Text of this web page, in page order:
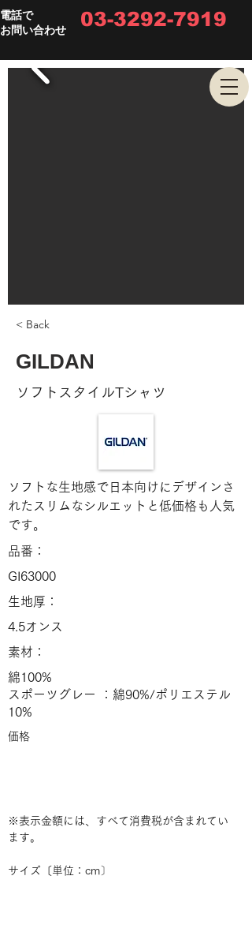
電話で
お問い合わせ
03-3292-7919
< Back
GILDAN
ソフトスタイルTシャツ
ソフトな生地感で日本向けにデザインさ
れたスリムなシルエットと低価格も人気
です。
品番：
GI63000
生地厚：
4.5オンス
素材：
綿100%
スポーツグレー ：綿90%/ポリエステル
10%
価格
※表示金額には、すべて消費税が含まれてい
ます。
サイズ〔単位：cm〕